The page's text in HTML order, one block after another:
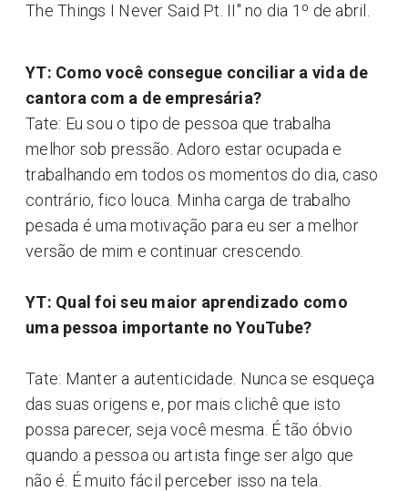
The Things I Never Said Pt. II" no dia 1º de abril.
YT: Como você consegue conciliar a vida de
cantora com a de empresária?
Tate: Eu sou o tipo de pessoa que trabalha
melhor sob pressão. Adoro estar ocupada e
trabalhando em todos os momentos do dia, caso
contrário, fico louca. Minha carga de trabalho
pesada é uma motivação para eu ser a melhor
versão de mim e continuar crescendo.
YT: Qual foi seu maior aprendizado como
uma pessoa importante no YouTube?
Tate: Manter a autenticidade. Nunca se esqueça
das suas origens e, por mais clichê que isto
possa parecer, seja você mesma. É tão óbvio
quando a pessoa ou artista finge ser algo que
não é. É muito fácil perceber isso na tela.